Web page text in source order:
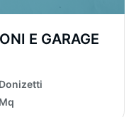
E GARAGE